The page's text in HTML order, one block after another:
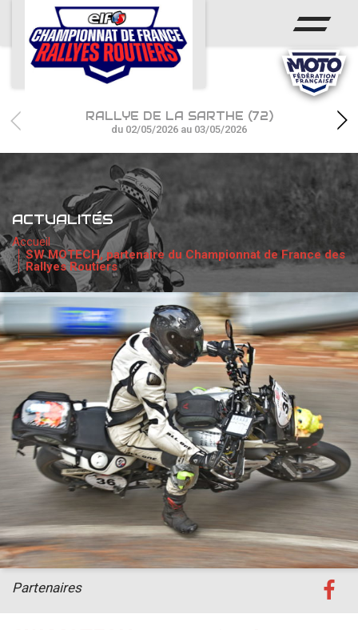
ACCUEIL
ACTUS
CALENDRIER
CHAMPIONNAT
RÉSULTATS
PHOTOS / WEB TV
PARTENAIRES
RALLYE DE LA SARTHE (72)
du 02/05/2026 au 03/05/2026
ACTUALITÉS
Accueil
SW MOTECH, partenaire du Championnat de France des
Rallyes Routiers
Partenaires